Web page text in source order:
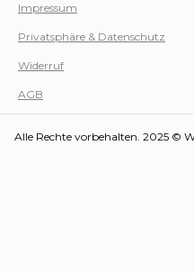
Impressum
Privatsphäre & Datenschutz
Widerruf
AGB
Alle Rechte vorbehalten. 2025 ©